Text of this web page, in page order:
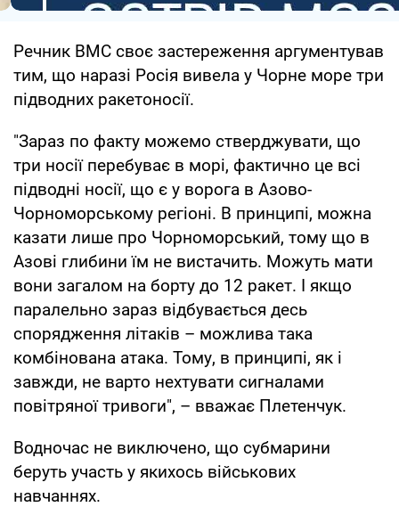
Речник ВМС своє застереження аргументував
тим, що наразі Росія вивела у Чорне море три
підводних ракетоносії.
"Зараз по факту можемо стверджувати, що
три носії перебуває в морі, фактично це всі
підводні носії, що є у ворога в Азово-
Чорноморському регіоні. В принципі, можна
казати лише про Чорноморський, тому що в
Азові глибини їм не вистачить. Можуть мати
вони загалом на борту до 12 ракет. І якщо
паралельно зараз відбувається десь
спорядження літаків – можлива така
комбінована атака. Тому, в принципі, як і
завжди, не варто нехтувати сигналами
повітряної тривоги", – вважає Плетенчук.
Водночас не виключено, що субмарини
беруть участь у якихось військових
навчаннях.